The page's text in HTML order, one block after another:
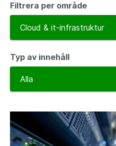
Filtrera per område
Typ av innehåll